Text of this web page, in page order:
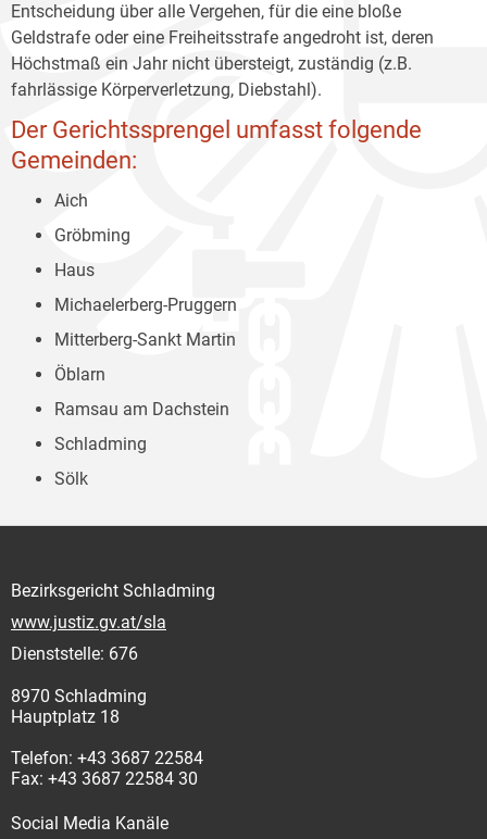
Entscheidung über alle Vergehen, für die eine bloße
Geldstrafe oder eine Freiheitsstrafe angedroht ist, deren
Höchstmaß ein Jahr nicht übersteigt, zuständig (z.B.
fahrlässige Körperverletzung, Diebstahl).
Der Gerichtssprengel umfasst folgende
Gemeinden:
Aich
Gröbming
Haus
Michaelerberg-Pruggern
Mitterberg-Sankt Martin
Öblarn
Ramsau am Dachstein
Schladming
Sölk
Bezirksgericht Schladming
www.justiz.gv.at/sla
Dienststelle: 676
8970 Schladming
Hauptplatz 18
Telefon: +43 3687 22584
Fax: +43 3687 22584 30
Social Media Kanäle